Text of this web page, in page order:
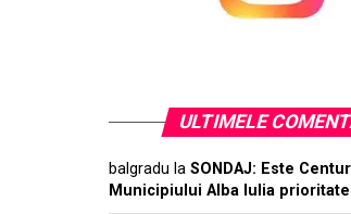
ULTIMELE
balgradu la SONDAJ: Este
Municipiului Alba Iulia